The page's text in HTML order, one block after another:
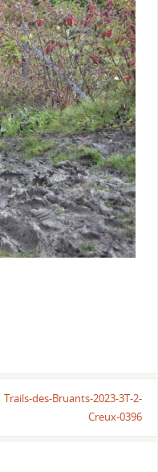
Trails-des-Bruants-2023-3T-2-
Creux-0396